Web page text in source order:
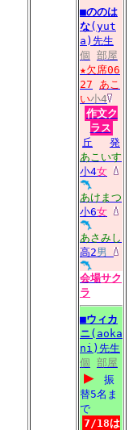
■ののは
な(yut
a)先生
個 部屋
★欠席06
27
あこ
い小4
作文ク
ラス
丘
発
あこいす
小4女
あけまつ
小6女
あさみし
高2男
会場サク
ラ
■ウィカ
ニ(aoka
ni)先生
個 部屋
▶
振
替5名ま
で
7/18は